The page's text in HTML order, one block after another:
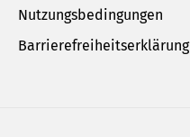
Nutzungsbedingungen
Barrierefreiheitserklärung